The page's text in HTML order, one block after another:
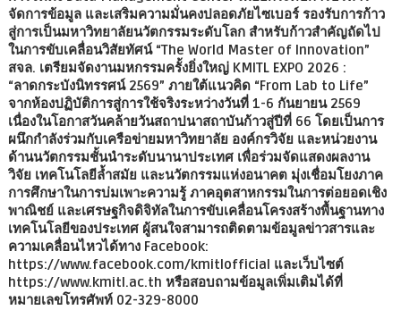
จัดการข้อมูล และเสริมความมั่นคงปลอดภัยไซเบอร์ รองรับการก้าว
สู่การเป็นมหาวิทยาลัยนวัตกรรมระดับโลก สำหรับก้าวสำคัญถัดไป
ในการขับเคลื่อนวิสัยทัศน์ “The World Master of Innovation”
สจล. เตรียมจัดงานมหกรรมครั้งยิ่งใหญ่ KMITL EXPO 2026 :
“ลาดกระบังนิทรรศน์ 2569” ภายใต้แนวคิด “From Lab to Life”
จากห้องปฏิบัติการสู่การใช้จริงระหว่างวันที่ 1-6 กันยายน 2569
เนื่องในโอกาสวันคล้ายวันสถาปนาสถาบันก้าวสู่ปีที่ 66 โดยเป็นการ
ผนึกกำลังร่วมกับเครือข่ายมหาวิทยาลัย องค์กรวิจัย และหน่วยงาน
ด้านนวัตกรรมชั้นนำระดับนานาประเทศ เพื่อร่วมจัดแสดงผลงาน
วิจัย เทคโนโลยีล้ำสมัย และนวัตกรรมแห่งอนาคต มุ่งเชื่อมโยงภาค
การศึกษาในการบ่มเพาะความรู้ ภาคอุตสาหกรรมในการต่อยอดเชิง
พาณิชย์ และเศรษฐกิจดิจิทัลในการขับเคลื่อนโครงสร้างพื้นฐานทาง
เทคโนโลยีของประเทศ ผู้สนใจสามารถติดตามข้อมูลข่าวสารและ
ความเคลื่อนไหวได้ทาง Facebook:
https://www.facebook.com/kmitlofficial และเว็บไซต์
https://www.kmitl.ac.th หรือสอบถามข้อมูลเพิ่มเติมได้ที่
หมายเลขโทรศัพท์ 02-329-8000